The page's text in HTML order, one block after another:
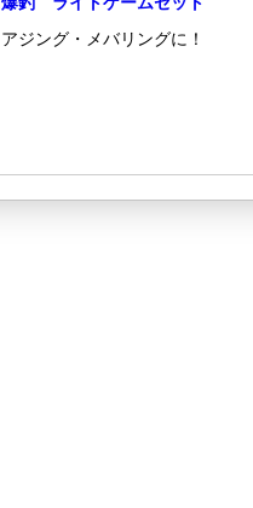
アジング・メバリングに！